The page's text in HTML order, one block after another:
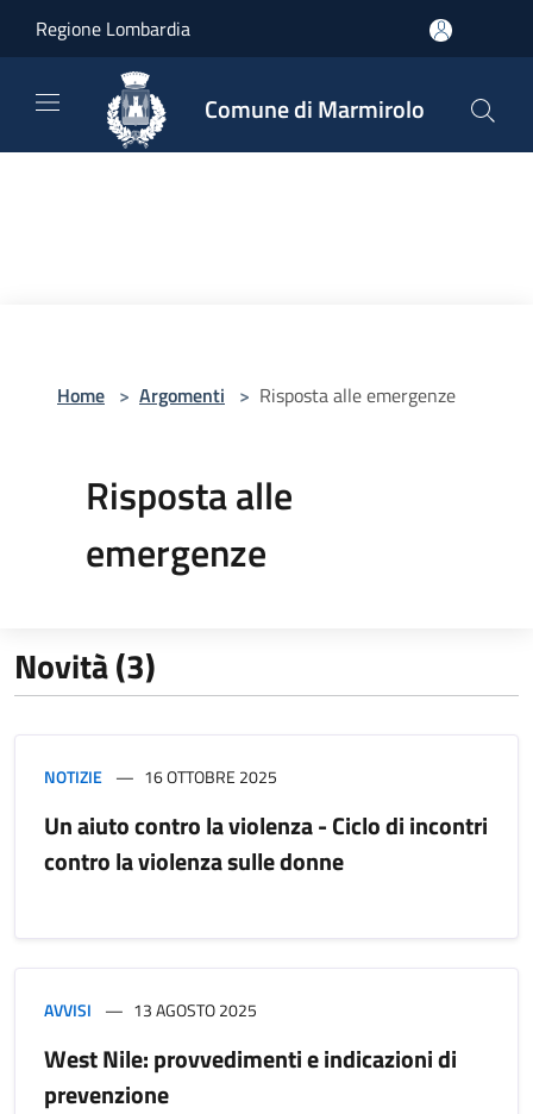
Regione Lombardia
Comune di Marmirolo
Home > Argomenti > Risposta alle emergenze
Risposta alle
emergenze
Novità (3)
NOTIZIE 16 OTTOBRE 2025
Un aiuto contro la violenza - Ciclo di incontri
contro la violenza sulle donne
AVVISI 13 AGOSTO 2025
West Nile: provvedimenti e indicazioni di
prevenzione